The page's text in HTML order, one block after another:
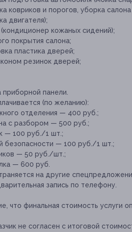
ковриков и порогов, уборка
двигателя);
кожаных сидений);
покрытия салона;
пластика дверей;
резинок дверей;
приборной панели.
(по желанию):
отделения — 400 руб.;
с разбором — 500 руб.;
— 100 руб./1 шт.;
безопасности — 100 руб./1 шт.;
— 50 руб./шт.;
— 600 руб.
на другие
запись по телефону.
что финальная стоимость услуги
не согласен с итоговой